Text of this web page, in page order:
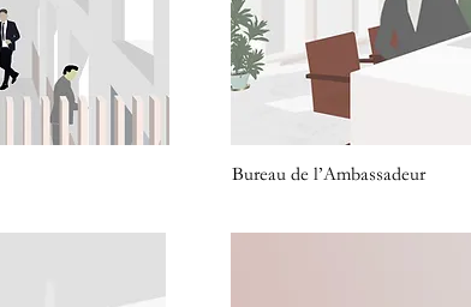
Bureau de l’Ambassadeur